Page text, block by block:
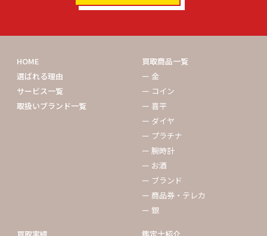
HOME
選ばれる理由
サービス一覧
取扱いブランド一覧
買取商品一覧
ー 金
ー コイン
ー 喜平
ー ダイヤ
ー プラチナ
ー 腕時計
ー お酒
ー ブランド
ー 商品券・テレカ
ー 銀